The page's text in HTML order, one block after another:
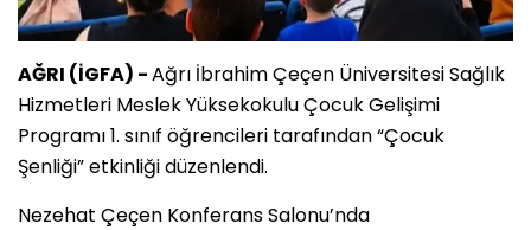
AĞRI (İGFA) -Ağrı İbrahim Çeçen Üniversitesi Sağlık
Hizmetleri Meslek Yüksekokulu Çocuk Gelişimi
Programı 1. sınıf öğrencileri tarafından “Çocuk
Şenliği” etkinliği düzenlendi.
Nezehat Çeçen Konferans Salonu’nda